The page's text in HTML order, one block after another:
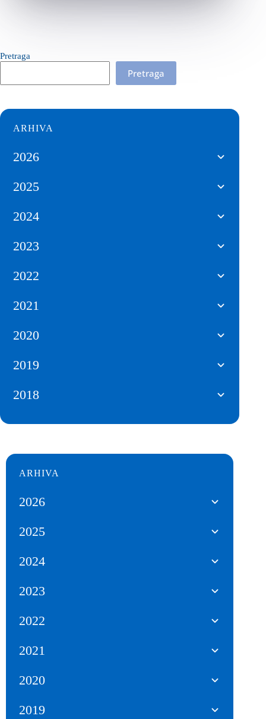
Pretraga
Pretraga
ARHIVA
2026
2025
2024
2023
2022
2021
2020
2019
2018
ARHIVA
2026
2025
2024
2023
2022
2021
2020
2019